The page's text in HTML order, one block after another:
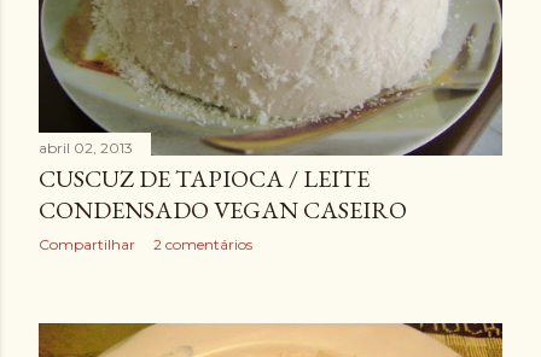
abril 02, 2013
CUSCUZ DE TAPIOCA / LEITE
CONDENSADO VEGAN CASEIRO
Compartilhar 2 comentários